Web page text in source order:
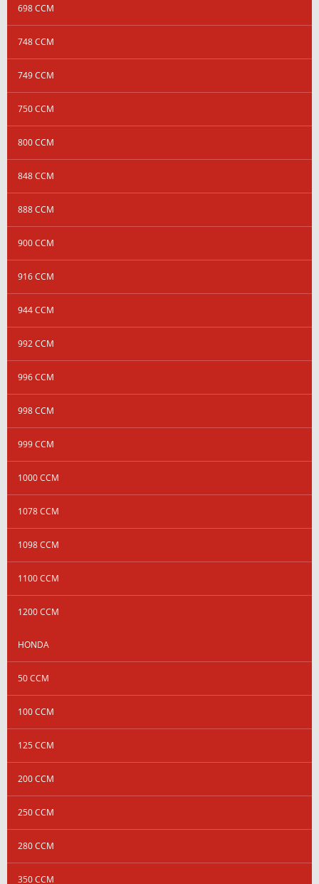
698 CCM
748 CCM
749 CCM
750 CCM
800 CCM
848 CCM
888 CCM
900 CCM
916 CCM
944 CCM
992 CCM
996 CCM
998 CCM
999 CCM
1000 CCM
1078 CCM
1098 CCM
1100 CCM
1200 CCM
HONDA
50 CCM
100 CCM
125 CCM
200 CCM
250 CCM
280 CCM
350 CCM